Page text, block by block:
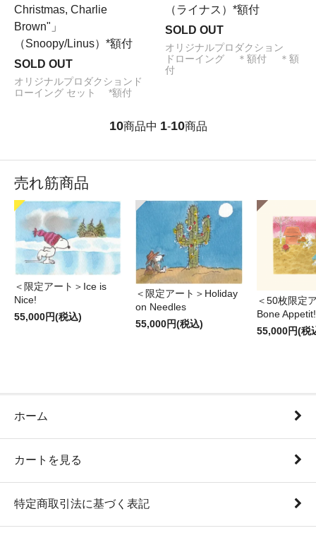
Christmas, Charlie
Brown"」
（Snoopy/Linus）*額付
SOLD OUT
オリジナルプロダクションド
ローイング セット *額付
（ライナス）*額付
SOLD OUT
オリジナルプロダクション
ドローイング ＊額付 ＊額
付
10商品中 1-10商品
売れ筋商品
＜限定アート＞Ice is
Nice!
55,000円(税込)
＜限定アート＞Holiday
on Needles
55,000円(税込)
＜50枚限定
Bone Appetit!
55,000円(税
ホーム
カートを見る
特定商取引法に基づく表記